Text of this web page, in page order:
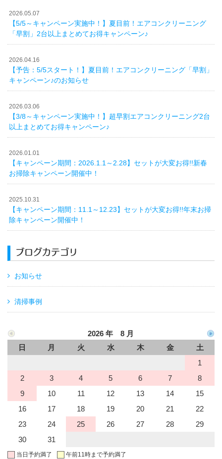
2026.05.07
【5/5～キャンペーン実施中！】夏目前！エアコンクリーニング
「早割」2台以上まとめてお得キャンペーン♪
2026.04.16
【予告：5/5スタート！】夏目前！エアコンクリーニング「早割」
キャンペーン♪のお知らせ
2026.03.06
【3/8～キャンペーン実施中！】超早割エアコンクリーニング2台
以上まとめてお得キャンペーン♪
2026.01.01
【キャンペーン期間：2026.1.1～2.28】セットが大変お得!!新春
お掃除キャンペーン開催中！
2025.10.31
【キャンペーン期間：11.1～12.23】セットが大変お得!!年末お掃
除キャンペーン開催中！
ブログカテゴリ
お知らせ
清掃事例
2026 年 8 月
日
月 火 水 木 金
土
1
2
3 4 5 6 7
8
9
10 11 12 13 14
15
16
17 18 19 20 21
22
23
24 25 26 27 28
29
30
31
当日予約満了 午前11時まで予約満了